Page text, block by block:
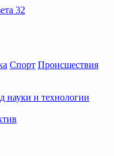
Спорт Происшествия
науки и технологии